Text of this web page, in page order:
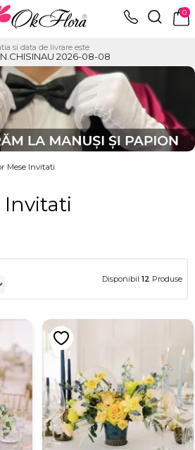
0
si data de livrare este
2026-08-08
Mese Invitati
Invitati
Disponibil 12 Produse